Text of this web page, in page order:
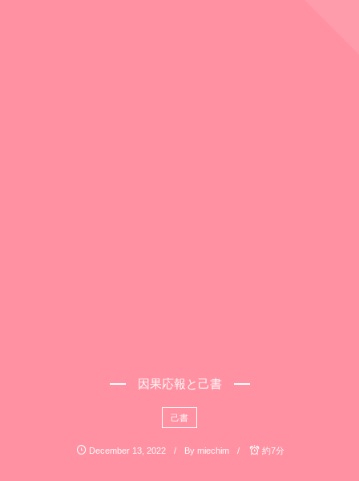
因果応報と己書
己書
December 13 2022 By miechim 約7分